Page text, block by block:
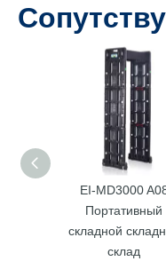
EI-MD3000
Портативный
складной
склад